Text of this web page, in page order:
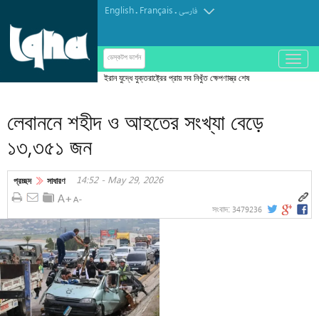
English. Français.فارسی
ডেস্কটপ ভার্শন
باز
و
ইরান যুদ্ধে যুক্তরাষ্ট্রের প্রায় সব নিখুঁত ক্ষেপণাস্ত্র শেষ
লেবাননে শহীদ ও আহতের সংখ্যা বেড়ে
১৩,৩৫১ জন
প্রচ্ছদ সাধারণ 14:52 - May 29, 2026
সংবাদ: 3479236